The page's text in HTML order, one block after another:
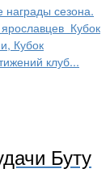
награды сезона.
Кубок
Кубок
клуб...
Буту